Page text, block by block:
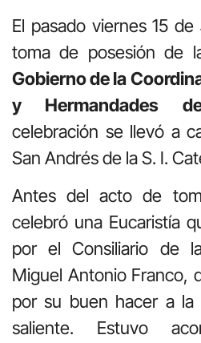
El pasado viernes 15
toma de posesión de
Gobierno de la
y Hermandades
celebración se llevó a
San Andrés de la S. I.
Antes del acto de
celebró una Eucaristía
por el Consiliario de
Miguel Antonio Franco,
por su buen hacer a la
saliente. Estuvo